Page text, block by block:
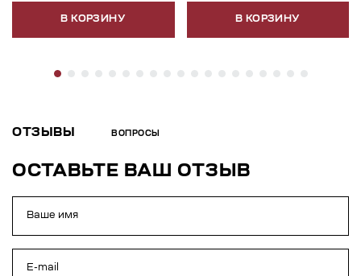
В КОРЗИНУ В КОРЗИНУ
ОТЗЫВЫ ВОПРОСЫ
ОСТАВЬТЕ ВАШ ОТЗЫВ